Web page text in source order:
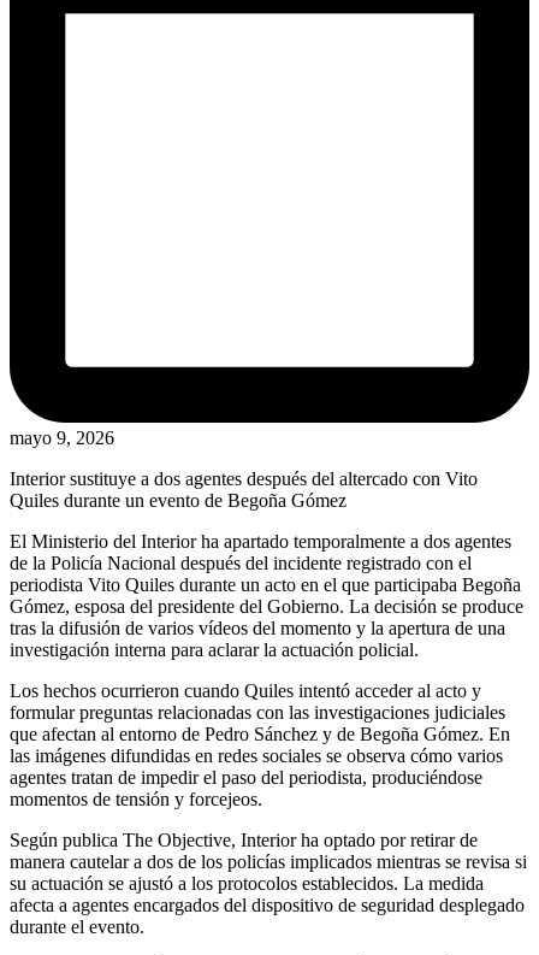
mayo 9, 2026
Interior sustituye a dos agentes después del altercado con Vito
Quiles durante un evento de Begoña Gómez
El Ministerio del Interior ha apartado temporalmente a dos agentes
de la Policía Nacional después del incidente registrado con el
periodista Vito Quiles durante un acto en el que participaba Begoña
Gómez, esposa del presidente del Gobierno. La decisión se produce
tras la difusión de varios vídeos del momento y la apertura de una
investigación interna para aclarar la actuación policial.
Los hechos ocurrieron cuando Quiles intentó acceder al acto y
formular preguntas relacionadas con las investigaciones judiciales
que afectan al entorno de Pedro Sánchez y de Begoña Gómez. En
las imágenes difundidas en redes sociales se observa cómo varios
agentes tratan de impedir el paso del periodista, produciéndose
momentos de tensión y forcejeos.
Según publica The Objective, Interior ha optado por retirar de
manera cautelar a dos de los policías implicados mientras se revisa si
su actuación se ajustó a los protocolos establecidos. La medida
afecta a agentes encargados del dispositivo de seguridad desplegado
durante el evento.